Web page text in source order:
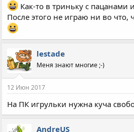
Как-то в триньку с пацанами
После этого не играю ни во что,
lestade
Меня знают многие ;-)
12 Июн 2017
На ПК игрульки нужна куча
AndreUS